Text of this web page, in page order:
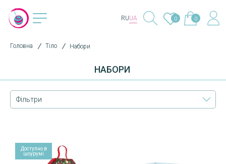
RUUA 0 0
Головна Тіло Набори
НАБОРИ
Фільтри
Доступно в
шоурумі